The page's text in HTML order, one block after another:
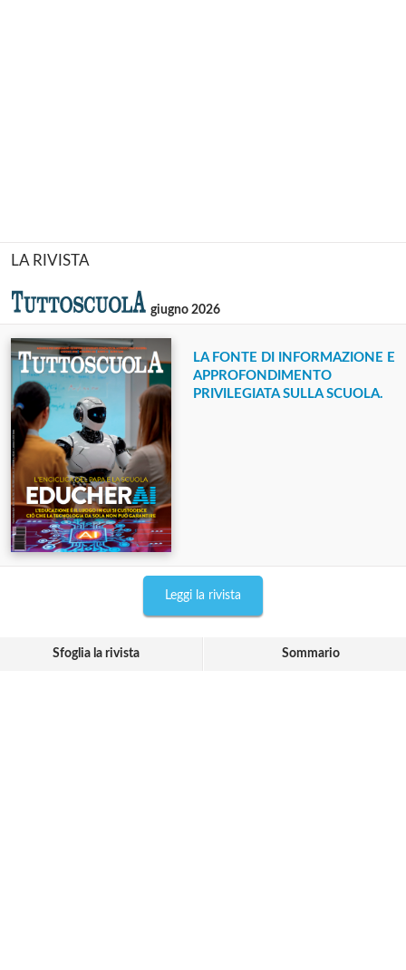
LA RIVISTA
giugno 2026
LA FONTE DI INFORMAZIONE E
APPROFONDIMENTO
PRIVILEGIATA SULLA SCUOLA.
Leggi la rivista
Sfoglia la rivista Sommario